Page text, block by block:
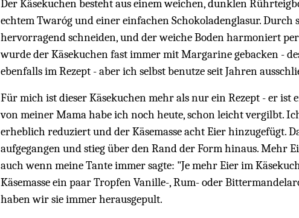
Der Käsekuchen besteht aus einem weichen, dunklen
echtem Twaróg und einer einfachen Schokoladenglasur. Durch
hervorragend schneiden, und der weiche Boden harmoniert
wurde der Käsekuchen fast immer mit Margarine gebacken -
ebenfalls im Rezept - aber ich selbst benutze seit Jahren
Für mich ist dieser Käsekuchen mehr als nur ein Rezept - er
von meiner Mama habe ich noch heute, schon leicht vergilbt.
erheblich reduziert und der Käsemasse acht Eier hinzugefügt.
aufgegangen und stieg über den Rand der Form hinaus. Mehr
auch wenn meine Tante immer sagte: "Je mehr Eier im
Käsemasse ein paar Tropfen Vanille-, Rum- oder
haben wir sie immer herausgepult.